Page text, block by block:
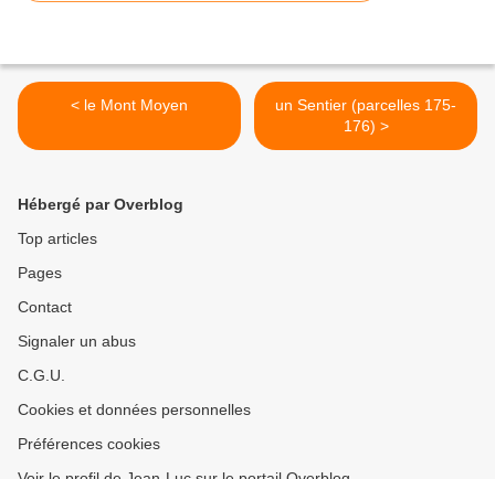
< le Mont Moyen
un Sentier (parcelles 175-
176) >
Hébergé par Overblog
Top articles
Pages
Contact
Signaler un abus
C.G.U.
Cookies et données personnelles
Préférences cookies